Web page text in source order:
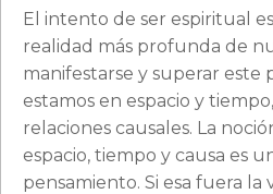
El intento de ser espiritual
realidad más profunda de
manifestarse y superar este
estamos en espacio y
relaciones causales. La
espacio, tiempo y causa es
pensamiento. Si esa fuera